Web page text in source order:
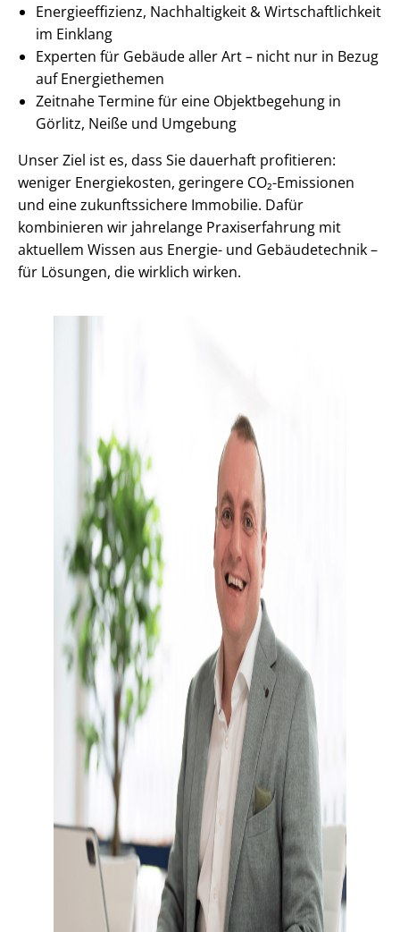
En­er­gie­ef­fi­zi­enz, Nachhaltigkeit & Wirt­schaft­lich­keit
im Einklang
Experten für Gebäude aller Art – nicht nur in Bezug
auf Energiethemen
Zeitnahe Termine für eine Objektbegehung in
Görlitz, Neiße und Umgebung
Unser Ziel ist es, dass Sie dauerhaft profitieren:
weniger Energiekosten, geringere CO₂-Emissionen
und eine zukunftssichere Immobilie. Dafür
kombinieren wir jahrelange Praxiserfahrung mit
aktuellem Wissen aus Energie- und Gebäudetechnik –
für Lösungen, die wirklich wirken.